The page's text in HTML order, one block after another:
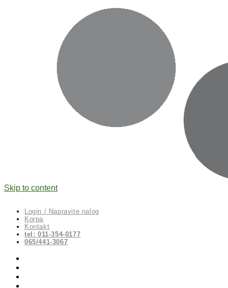
Skip to content
Login / Napravite nalog
Korpa
Kontakt
tel: 011-354-0177
065/441-3067